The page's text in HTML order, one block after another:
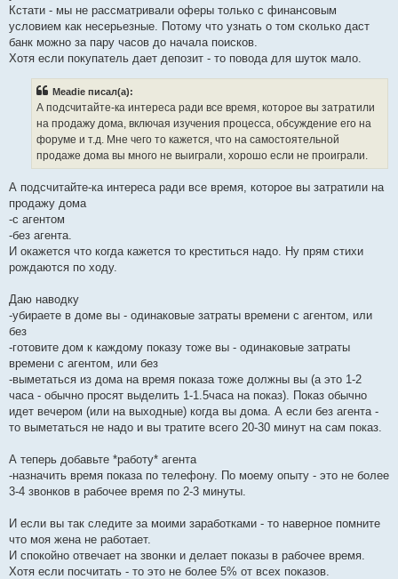
Кстати - мы не рассматривали оферы только с финансовым
условием как несерьезные. Потому что узнать о том сколько даст
банк можно за пару часов до начала поисков.
Хотя если покупатель дает депозит - то повода для шуток мало.
Meadie писал(а):
А подсчитайте-ка интереса ради все время, которое вы затратили
на продажу дома, включая изучения процесса, обсуждение его на
форуме и т.д. Мне чего то кажется, что на самостоятельной
продаже дома вы много не выиграли, хорошо если не проиграли.
А подсчитайте-ка интереса ради все время, которое вы затратили на
продажу дома
-с агентом
-без агента.
И окажется что когда кажется то креститься надо. Ну прям стихи
рождаются по ходу.
Даю наводку
-убираете в доме вы - одинаковые затраты времени с агентом, или
без
-готовите дом к каждому показу тоже вы - одинаковые затраты
времени с агентом, или без
-выметаться из дома на время показа тоже должны вы (а это 1-2
часа - обычно просят выделить 1-1.5часа на показ). Показ обычно
идет вечером (или на выходные) когда вы дома. А если без агента -
то выметаться не надо и вы тратите всего 20-30 минут на сам показ.
А теперь добавьте *работу* агента
-назначить время показа по телефону. По моему опыту - это не более
3-4 звонков в рабочее время по 2-3 минуты.
И если вы так следите за моими заработками - то наверное помните
что моя жена не работает.
И спокойно отвечает на звонки и делает показы в рабочее время.
Хотя если посчитать - то это не более 5% от всех показов.